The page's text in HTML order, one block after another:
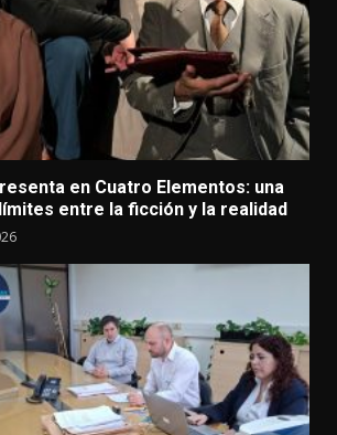
en Cuatro Elementos: una
entre la ficción y la realidad